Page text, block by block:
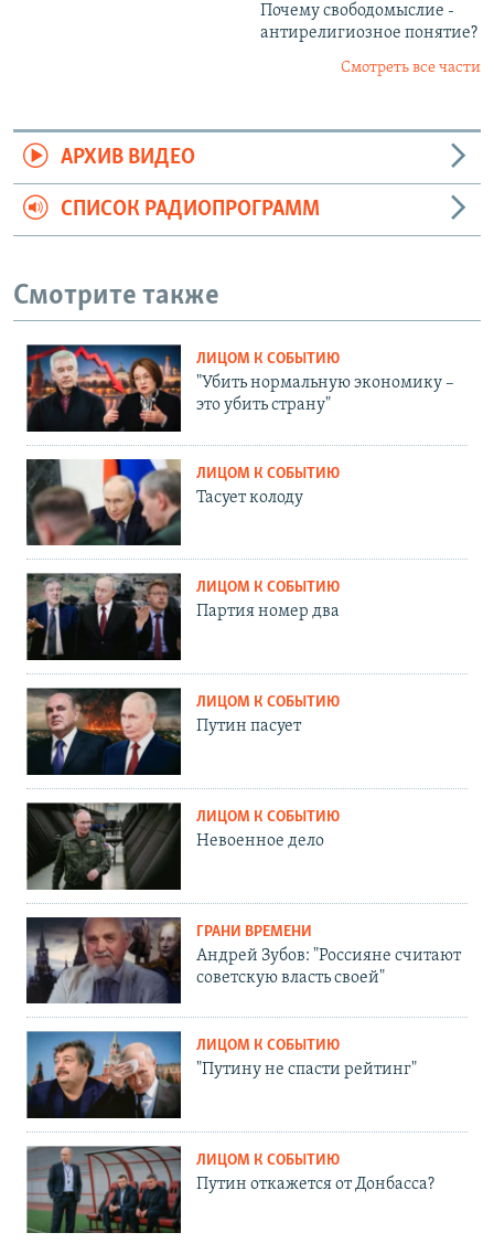
Почему свободомыслие -
антирелигиозное понятие?
Смотреть все части
АРХИВ ВИДЕО
СПИСОК РАДИОПРОГРАММ
Смотрите также
ЛИЦОМ К СОБЫТИЮ
"Убить нормальную экономику –
это убить страну"
ЛИЦОМ К СОБЫТИЮ
Тасует колоду
ЛИЦОМ К СОБЫТИЮ
Партия номер два
ЛИЦОМ К СОБЫТИЮ
Путин пасует
ЛИЦОМ К СОБЫТИЮ
Невоенное дело
ГРАНИ ВРЕМЕНИ
Андрей Зубов: "Россияне считают
советскую власть своей"
ЛИЦОМ К СОБЫТИЮ
"Путину не спасти рейтинг"
ЛИЦОМ К СОБЫТИЮ
Путин откажется от Донбасса?